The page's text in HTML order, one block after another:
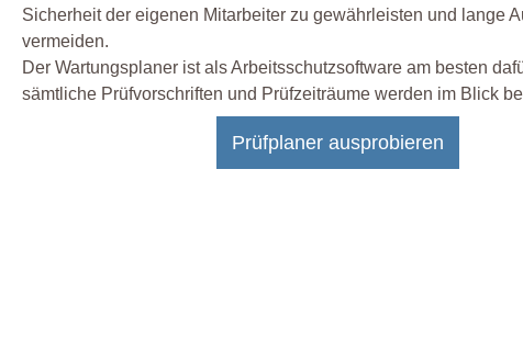
Sicherheit der eigenen Mitarbeiter zu gewährleisten und lange
vermeiden.
Der Wartungsplaner ist als Arbeitsschutzsoftware am besten
sämtliche Prüfvorschriften und Prüfzeiträume werden im Blick
Prüfplaner ausprobieren